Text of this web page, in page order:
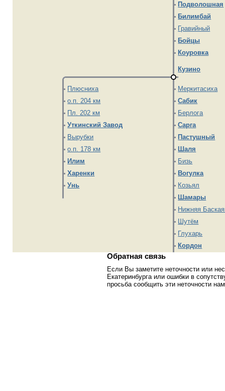
Подволошная
Билимбай
Гравийный
Бойцы
Коуровка
Кузино
Плюсниха
Меркитасиха
о.п. 204 км
Сабик
Пл. 202 км
Берлога
Уткинский Завод
Сарга
Вырубки
Пастушный
о.п. 178 км
Шаля
Илим
Бизь
Харенки
Вогулка
Унь
Козьял
Шамары
Нижняя
Шутём
Глухарь
Кордон
Обратная связь
Если Вы заметите неточности или
Екатеринбурга или ошибки в
просьба сообщить эти неточности